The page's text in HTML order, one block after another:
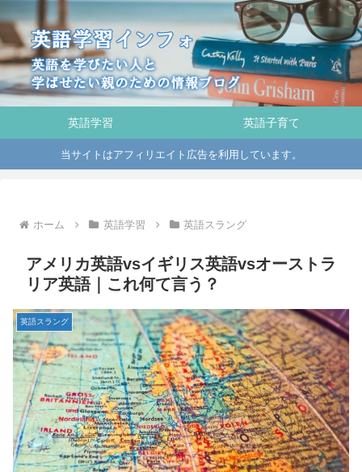
英語学習 英語子育て
当サイトはアフィリエイト広告を利用しています。
ホーム 英語学習 英語スラング
アメリカ英語vsイギリス英語vsオーストラ
リア英語｜これ何て言う？
英語スラング